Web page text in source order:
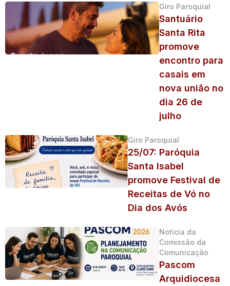
Giro Paroquial
Santuário
Santa Rita
promove
encontro para
casais em
nova união no
dia 26 de
julho
Giro Paroquial
25/07: Paróquia
Santa Isabel
promove Festival de
Receitas de Vó no
Dia dos Avós
Notícia da
Comissão da
Comunicação
Pascom
Arquidiocesa